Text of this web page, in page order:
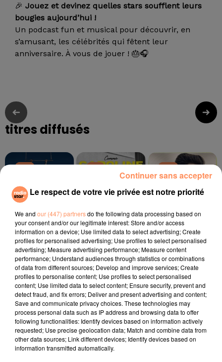
🎉 Jouez et devinez quelles stars soufflent leurs
bougies aujourd’hui !
Un podcast fun et musical pour découvrir, en
s’amusant, les célébrités qui fêtent leur
anniversaire. À vous de jouer ! 🎂🎧
titres diffusés
MILEY CYRUS
Flowers
ZAHO, MC SOLAAR
Comme Caroline
LUIS FONSI, DADDY
YANKEE, JUSTIN BIEBER
Despacito
l'horoscope
Le respect de votre vie privée est notre priorité
We and our (447) partnersdo the following data processing based on
your consent and/or our legitimate interest: Store and/or access
information on a device; Use limited data to select advertising; Create
profiles for personalised advertising; Use profiles to select personalised
advertising; Measure advertising performance; Measure content
performance; Understand audiences through statistics or combinations
of data from different sources; Develop and improve services; Create
profiles to personalise content; Use profiles to select personalised
content; Use limited data to select content; Ensure security, prevent and
detect fraud, and fix errors; Deliver and present advertising and content;
Save and communicate privacy choices. These technologies may
process personal data such as IP address and browsing data to offer
following functionalities: Identify devices based on information actively
requested; Use precise geolocation data; Match and combine data from
other data sources; Link different devices; Identify devices based on
information transmitted automatically.
Continuer sans accepter